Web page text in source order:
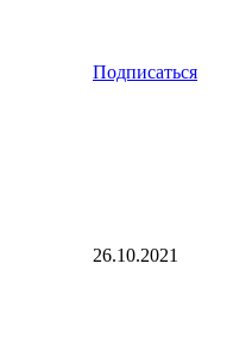
Подписаться
26.10.2021